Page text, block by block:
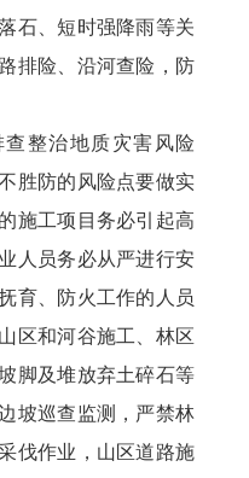
石、短时强降雨等关
排险、沿河查险，防
整治地质灾害风险
胜防的风险点要做实
施工项目务必引起高
人员务必从严进行安
育、防火工作的人员
区和河谷施工、林区
脚及堆放弃土碎石等
坡巡查监测，严禁林
伐作业，山区道路施